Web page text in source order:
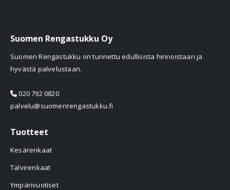
Suomen Rengastukku Oy
Suomen Rengastukku on tunnettu edullisista hinnoistaan ja
hyvästä palvelustaan.
020 792 0820
palvelu@suomenrengastukku.fi
Tuotteet
Kesärenkaat
Talvirenkaat
Ympärivuotiset